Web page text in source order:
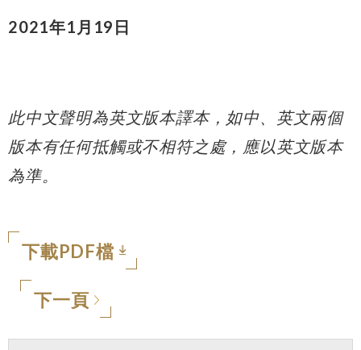
2021年1月19日
此中文聲明為英文版本譯本，如中、英文兩個
版本有任何抵觸或不相符之處，應以英文版本
為準。
下載PDF檔
下一頁